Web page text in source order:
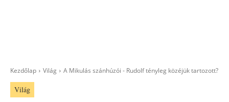
Kezdőlap Világ A Mikulás szánhúzói - Rudolf tényleg közéjük tartozott?
Világ